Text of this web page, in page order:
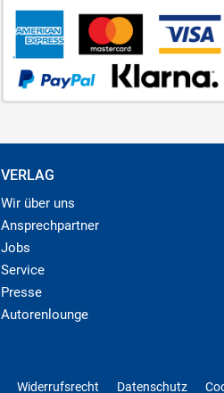
VERLAG
Wir über uns
Ansprechpartner
Jobs
Service
Presse
Autorenlounge
Widerrufsrecht Datenschutz